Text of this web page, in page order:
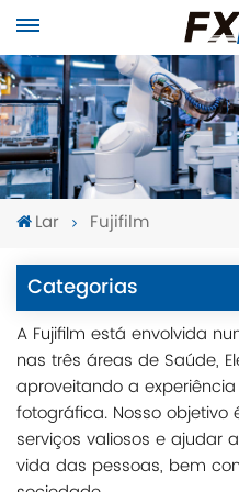
Lar Fujifilm
Categorias
A Fujifilm está envolvida
nas três áreas de Saúde,
aproveitando a
fotográfica. Nosso objetivo
serviços valiosos e ajudar
vida das pessoas, bem